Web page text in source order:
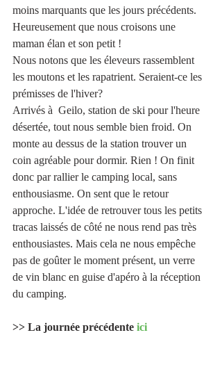
moins marquants que les jours précédents.
Heureusement que nous croisons une
maman élan et son petit !
Nous notons que les éleveurs rassemblent
les moutons et les rapatrient. Seraient-ce les
prémisses de l'hiver?
Arrivés à  Geilo, station de ski pour l'heure
désertée, tout nous semble bien froid. On
monte au dessus de la station trouver un
coin agréable pour dormir. Rien ! On finit
donc par rallier le camping local, sans
enthousiasme. On sent que le retour
approche. L'idée de retrouver tous les petits
tracas laissés de côté ne nous rend pas très
enthousiastes. Mais cela ne nous empêche
pas de goûter le moment présent, un verre
de vin blanc en guise d'apéro à la réception
du camping.
>> La journée précédente ici